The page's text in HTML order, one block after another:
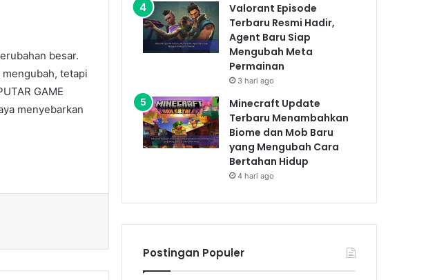
besar.
tetapi
GAME
menyebarkan
Valorant Episode
Terbaru Resmi Hadir,
Agent Baru Siap
Mengubah Meta
Permainan
3 hari ago
Minecraft Update
Terbaru Menambahkan
Biome dan Mob Baru
yang Mengubah Cara
Bertahan Hidup
4 hari ago
Postingan Populer